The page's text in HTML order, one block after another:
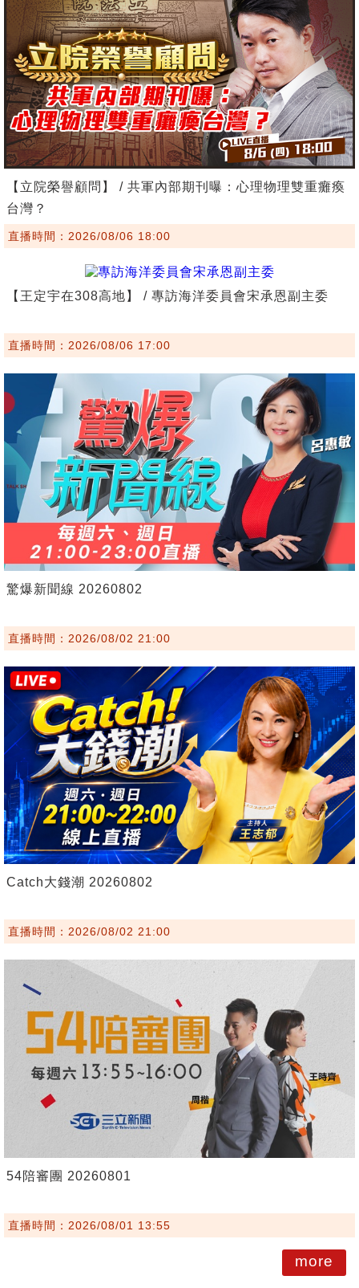
【立院榮譽顧問】 / 共軍內部期刊曝：心理物理雙重癱瘓
台灣？
直播時間：2026/08/06 18:00
【王定宇在308高地】 / 專訪海洋委員會宋承恩副主委
直播時間：2026/08/06 17:00
驚爆新聞線 20260802
直播時間：2026/08/02 21:00
Catch大錢潮 20260802
直播時間：2026/08/02 21:00
54陪審團 20260801
直播時間：2026/08/01 13:55
more